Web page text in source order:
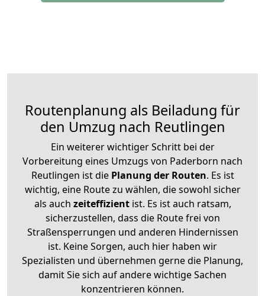
Routenplanung als Beiladung für
den Umzug nach Reutlingen
Ein weiterer wichtiger Schritt bei der
Vorbereitung eines Umzugs von Paderborn nach
Reutlingen ist diePlanung der Routen. Es ist
wichtig, eine Route zu wählen, die sowohl sicher
als auch zeiteffizientist. Es ist auch ratsam,
sicherzustellen, dass die Route frei von
Straßensperrungen und anderen Hindernissen
ist. Keine Sorgen, auch hier haben wir
Spezialisten und übernehmen gerne die Planung,
damit Sie sich auf andere wichtige Sachen
konzentrieren können.